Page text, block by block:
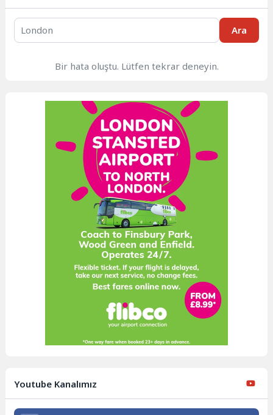
Ara
Bir hata oluştu. Lütfen tekrar deneyin.
Youtube Kanalımız